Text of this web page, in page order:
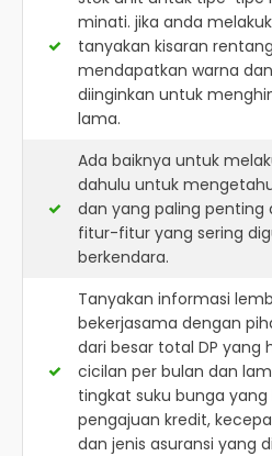
minati. jika anda
tanyakan kisaran
mendapatkan warna
diinginkan untuk
lama.
Ada baiknya untuk
dahulu untuk
dan yang paling
fitur-fitur yang sering
berkendara.
Tanyakan informasi
bekerjasama dengan
dari besar total DP yang
cicilan per bulan dan
tingkat suku bunga
pengajuan kredit,
dan jenis asuransi yang